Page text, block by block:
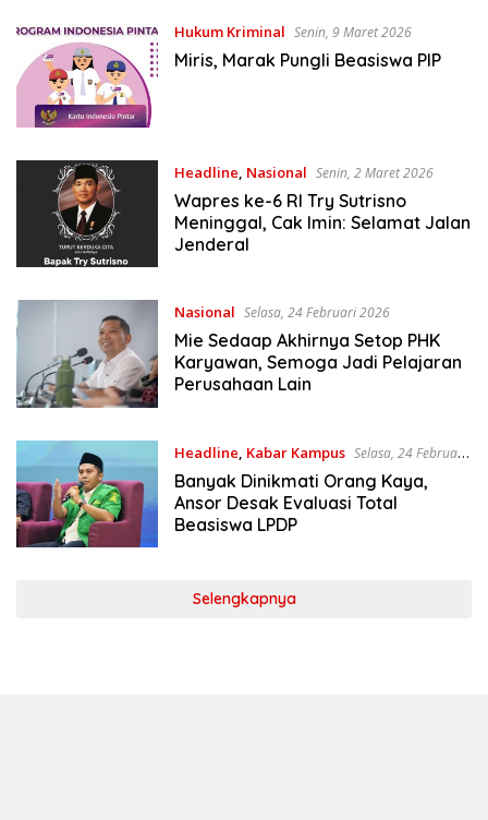
Hukum Kriminal Senin, 9 Maret 2026
Miris, Marak Pungli Beasiswa PIP
Headline, Nasional Senin, 2 Maret 2026
Wapres ke-6 RI Try Sutrisno
Meninggal, Cak Imin: Selamat Jalan
Jenderal
Nasional Selasa, 24 Februari 2026
Mie Sedaap Akhirnya Setop PHK
Karyawan, Semoga Jadi Pelajaran
Perusahaan Lain
Headline, Kabar Kampus Selasa, 24 Februari
2026
Banyak Dinikmati Orang Kaya,
Ansor Desak Evaluasi Total
Beasiswa LPDP
Selengkapnya